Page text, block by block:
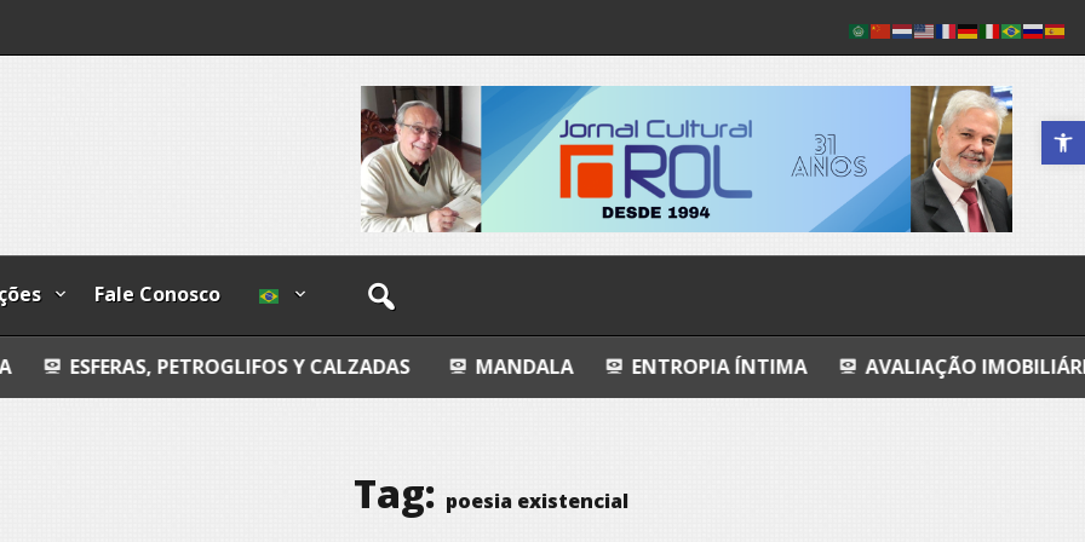
Abrir a
Fale Conosco
PETROGLIFOS Y CALZADAS MANDALA ENTROPIA ÍNTIMA AVALIAÇÃO IMOBILIÁRIA DO
Tag: poesia existencial